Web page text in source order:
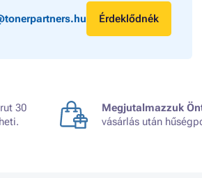
Érdeklődnék
30
Megjutalmazzuk
vásárlás után